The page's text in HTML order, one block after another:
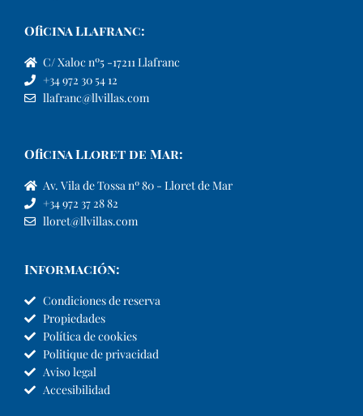
Oficina Llafranc:
C/ Xaloc nº5 -17211 Llafranc
+34 972 30 54 12
llafranc@llvillas.com
Oficina Lloret de Mar:
Av. Vila de Tossa nº 80 - Lloret de Mar
+34 972 37 28 82
lloret@llvillas.com
Información:
Condiciones de reserva
Propiedades
Política de cookies
Politique de privacidad
Aviso legal
Accesibilidad